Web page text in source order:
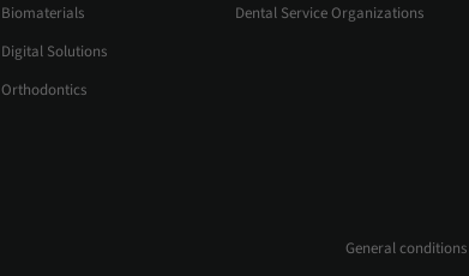
Biomaterials
Digital Solutions
Orthodontics
Dental Service Organizations
General conditions